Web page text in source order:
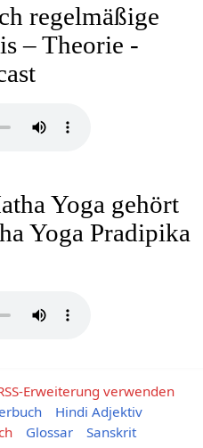
regelmäßige
– Theorie -
Yoga gehört
Yoga Pradipika
Erweiterung verwenden
Hindi Adjektiv
Glossar
Sanskrit